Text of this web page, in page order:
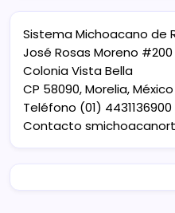
Sistema Michoacano de
José Rosas Moreno #200
Colonia Vista Bella
CP 58090, Morelia, México
Teléfono (01) 4431136900
Contacto